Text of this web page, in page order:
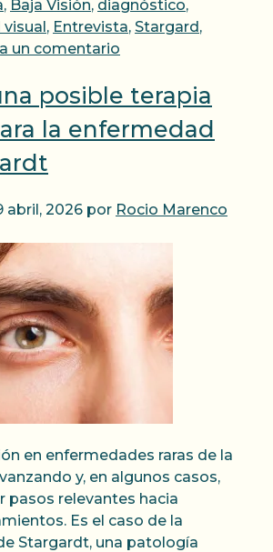
, Baja Visión, diagnóstico,
, Entrevista, Stargard ,
un comentario
posible terapia
la enfermedad
abril, 2026 por Rocio Marenco
en enfermedades raras de la
y, en algunos casos,
pasos relevantes hacia
Es el caso de la
Stargardt, una patología